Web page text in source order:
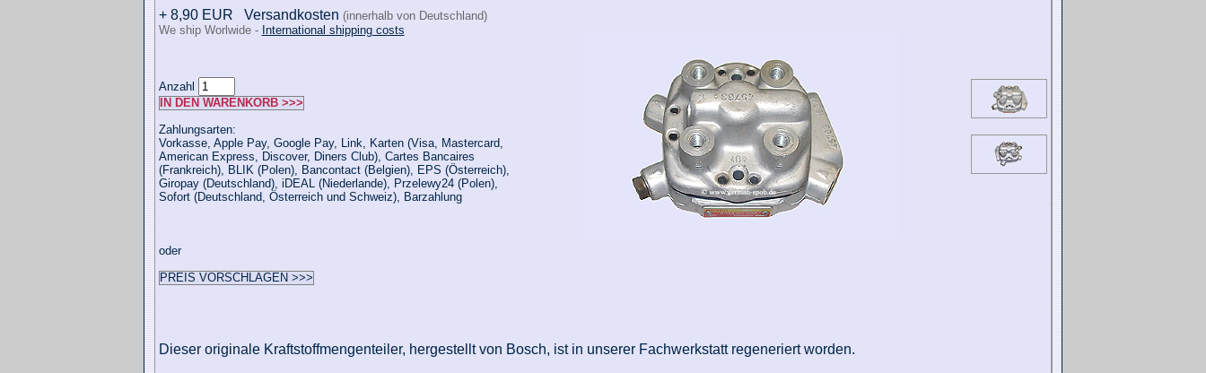
+ 8,90 EUR Versandkosten (innerhalb von Deutschland)
We ship Worlwide - International shipping costs
Anzahl
IN DEN WARENKORB >>>
Zahlungsarten:
Vorkasse, Apple Pay, Google Pay, Link, Karten (Visa, Mastercard,
American Express, Discover, Diners Club), Cartes Bancaires
(Frankreich), BLIK (Polen), Bancontact (Belgien), EPS (Österreich),
Giropay (Deutschland), iDEAL (Niederlande), Przelewy24 (Polen),
Sofort (Deutschland, Österreich und Schweiz), Barzahlung
oder
PREIS VORSCHLAGEN >>>
Dieser originale Kraftstoffmengenteiler, hergestellt von Bosch, ist in unserer Fachwerkstatt regeneriert worden.